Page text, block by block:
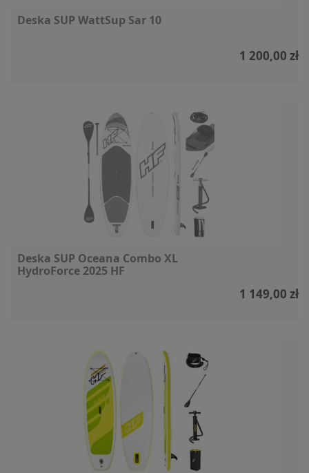
Deska SUP WattSup Sar 10
1 200,00 zł
Deska SUP Oceana Combo XL
HydroForce 2025 HF
1 149,00 zł